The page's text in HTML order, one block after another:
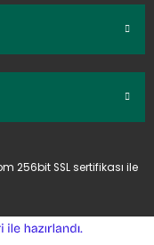
256bit SSL sertifikası ile
e-